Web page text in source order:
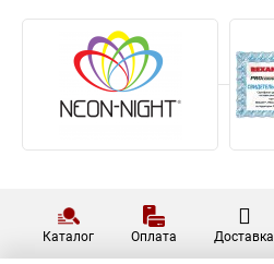
Каталог Оплата Доставка